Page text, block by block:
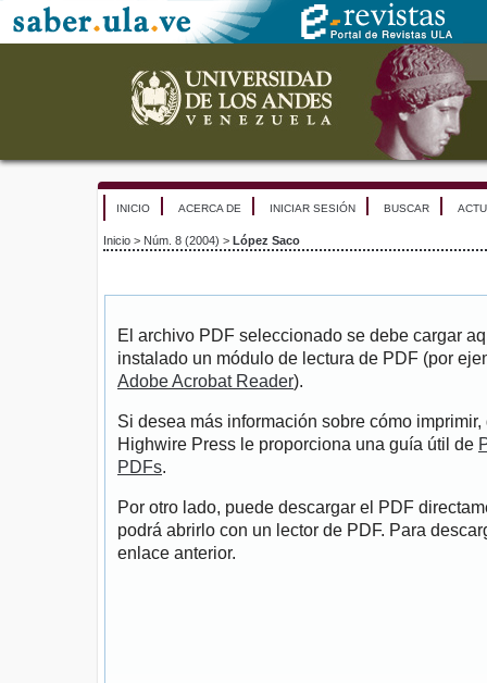
INICIO ACERCA DE INICIAR SESIÓN BUSCAR
Inicio > Núm. 8 (2004) > López Saco
El archivo PDF seleccionado se debe cargar
instalado un módulo de lectura de PDF (por
Adobe Acrobat Reader).
Si desea más información sobre cómo
Highwire Press le proporciona una guía útil de
PDFs.
Por otro lado, puede descargar el PDF
podrá abrirlo con un lector de PDF. Para
enlace anterior.